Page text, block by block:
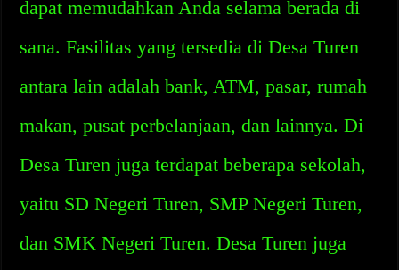
dapat memudahkan Anda selama berada di
sana. Fasilitas yang tersedia di Desa Turen
antara lain adalah bank, ATM, pasar, rumah
makan, pusat perbelanjaan, dan lainnya. Di
Desa Turen juga terdapat beberapa sekolah,
yaitu SD Negeri Turen, SMP Negeri Turen,
dan SMK Negeri Turen. Desa Turen juga